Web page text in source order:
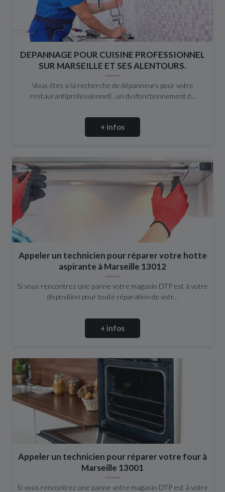
DEPANNAGE POUR CUISINE PROFESSIONNEL
SUR MARSEILLE ET SES ALENTOURS.
Vous êtes a la recherche de dépanneurs pour votre
restaurant(professionnel) , un dysfonctionnement d...
+ infos
Appeler un technicien pour réparer votre hotte
aspirante à Marseille 13012
Si vous rencontrez une panne votre magasin DTP est à votre
disposition pour toute réparation de votr...
+ infos
Appeler un technicien pour réparer votre four à
Marseille 13001
Si vous rencontrez une panne votre magasin DTP est à votre